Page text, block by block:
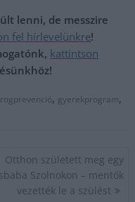
lenni, de messzire
fel hírlevelünkre!
kattintson
, gyerekprogram,
Otthon született meg egy
Szolnokon – mentők
vezették le a szülést